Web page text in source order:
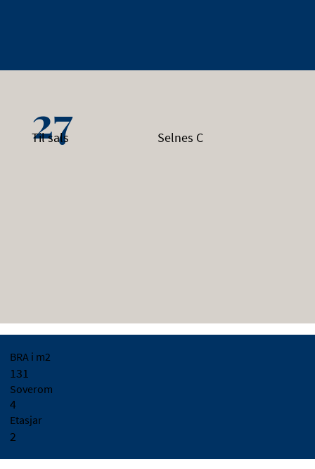
27
Til sals Selnes C
BRA i m2
131
Soverom
4
Etasjar
2